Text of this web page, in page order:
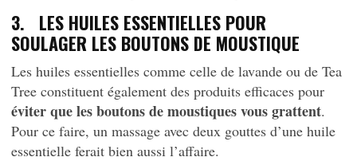
3. LES HUILES ESSENTIELLES POUR
SOULAGER LES BOUTONS DE MOUSTIQUE
Les huiles essentielles comme celle de lavande ou de Tea
Tree constituent également des produits efficaces pour
éviter que les boutons de moustiques vous grattent.
Pour ce faire, un massage avec deux gouttes d’une huile
essentielle ferait bien aussi l’affaire.